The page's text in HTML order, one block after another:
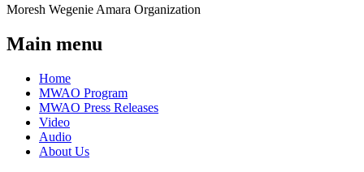
Moresh Wegenie Amara Organization
Main menu
Home
MWAO Program
MWAO Press Releases
Video
Audio
About Us